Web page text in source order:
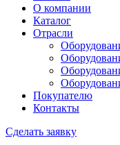
О компании
Каталог
Отрасли
Покупателю
Контакты
Сделать заявку